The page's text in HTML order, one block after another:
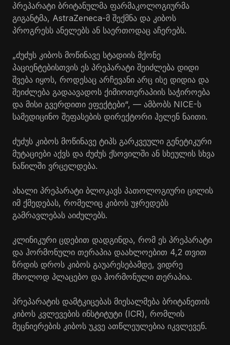
პრეპარატი ბრიტანულმა ფარმაკოლოგიურმა
გიგანტმა, AstraZeneca-მ შექმნა და კიბოს
პროგრესს ანელებს ან საერთოდაც აჩერებს.
„ძუძუს კიბოს მოწინავე სტადიის მქონე
პაციენტებისთვის ეს პრეპარატი შეიძლება დიდი
შვება იყოს, როდესაც არჩევანი არც ისე დიდია და
შეიძლება გადაავადოს ქიმიოთერაპიის საჭიროება
და მისი გვერდითი ეფექტები“, — ამბობს NICE-ს
სამედიცინო შეფასების დირექტორი ჰელენ ნაითი.
ძუძუს კიბოს მოწინავე ტიპს გარკვეული გენეტიკური
მუტაციები აქვს და ძუძუს ქსოვილში ან სხეულის სხვა
ნაწილში ვრცელდება.
ახალი პრეპარატი ბლოკავს პათოლოგიური ცილის
იმ ქმედებას, რომელიც კიბოს უჯრედებს
გამრავლებას აიძულებს.
კლინიკური ცდებით დადგინდა, რომ ეს პრეპარატი
და ჰორმონული თერაპია დაახლოებით 4,2 თვით
ზრდის დროს კიბოს გაუარესებამდე, ვიდრე
მხოლოდ პლაცებო და ჰორმონული თერაპია.
პრეპარატის დამტკიცებას მიესალმება ბრიტანეთის
კიბოს კვლევების ინსტიტუტი (ICR), რომლის
მეცნიერების კიბოს უკვე ათწლეულებია იკვლევენ.